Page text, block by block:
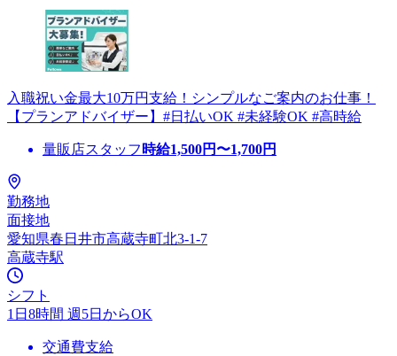
入職祝い金最大10万円支給！シンプルなご案内のお仕事！
【プランアドバイザー】#日払いOK #未経験OK #高時給
量販店スタッフ 時給1,500円〜1,700円
勤務地
面接地
愛知県春日井市高蔵寺町北3-1-7
高蔵寺駅
シフト
1日8時間 週5日からOK
交通費支給